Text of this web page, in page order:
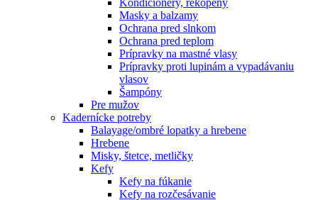
Kondicionéry, rekopeny
Masky a balzamy
Ochrana pred slnkom
Ochrana pred teplom
Prípravky na mastné vlasy
Prípravky proti lupinám a vypadávaniu
vlasov
Šampóny
Pre mužov
Kadernícke potreby
Balayage/ombré lopatky a hrebene
Hrebene
Misky, štetce, metličky
Kefy
Kefy na fúkanie
Kefy na rozčesávanie